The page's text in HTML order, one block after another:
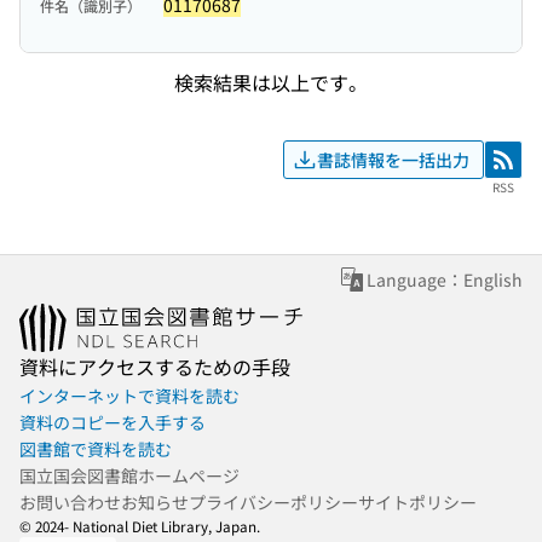
件名（識別子） 01170687
検索結果は以上です。
書誌情報を一括出力 RSS
RSS
Language：English
資料にアクセスするための手段
インターネットで資料を読む
資料のコピーを入手する
図書館で資料を読む
国立国会図書館ホームページ
お問い合わせお知らせプライバシーポリシーサイトポリシー
© 2024- National Diet Library, Japan.